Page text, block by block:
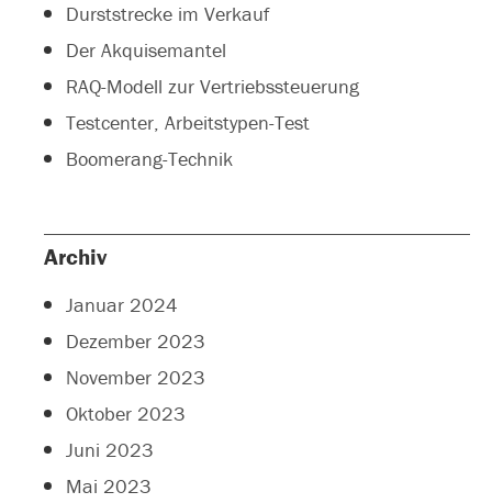
Durststrecke im Verkauf
Der Akquisemantel
RAQ-Modell zur Vertriebssteuerung
Testcenter, Arbeitstypen-Test
Boomerang-Technik
Archiv
Januar 2024
Dezember 2023
November 2023
Oktober 2023
Juni 2023
Mai 2023